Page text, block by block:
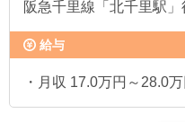
阪急千里線「北千里駅」
給与
・月収 17.0万円～28.0